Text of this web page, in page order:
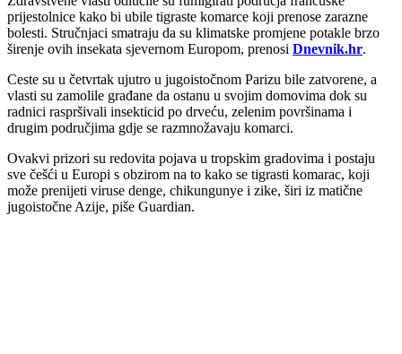
prijestolnice kako bi ubile tigraste komarce koji prenose zarazne
bolesti. Stručnjaci smatraju da su klimatske promjene potakle brzo
širenje ovih insekata sjevernom Europom, prenosi Dnevnik.hr.
Ceste su u četvrtak ujutro u jugoistočnom Parizu bile zatvorene, a
vlasti su zamolile građane da ostanu u svojim domovima dok su
radnici raspršivali insekticid po drveću, zelenim površinama i
drugim područjima gdje se razmnožavaju komarci.
Ovakvi prizori su redovita pojava u tropskim gradovima i postaju
sve češći u Europi s obzirom na to kako se tigrasti komarac, koji
može prenijeti viruse denge, chikungunye i zike, širi iz matične
jugoistočne Azije, piše Guardian.